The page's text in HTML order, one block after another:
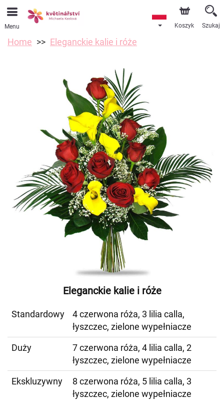
Menu Koszyk Szukaj
Home Eleganckie kalie i róże
Eleganckie kalie i róże
Standardowy
4 czerwona róża, 3 lilia calla,
łyszczec, zielone wypełniacze
Duży
7 czerwona róża, 4 lilia calla, 2
łyszczec, zielone wypełniacze
Ekskluzywny
8 czerwona róża, 5 lilia calla, 3
łyszczec, zielone wypełniacze